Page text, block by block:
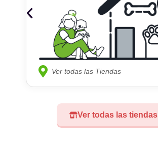
Ver todas las tiendas
Ver todas las Tiendas